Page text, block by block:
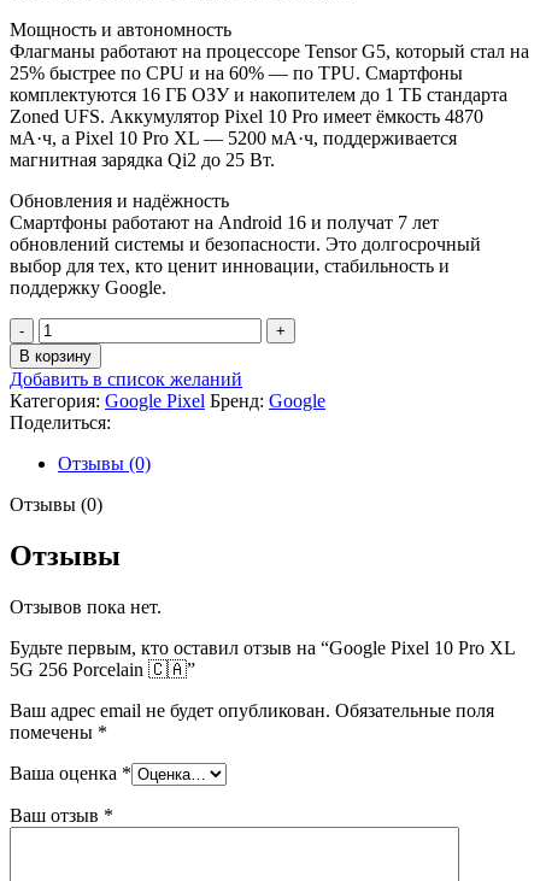
Мощность и автономность
Флагманы работают на процессоре Tensor G5, который стал на
25% быстрее по CPU и на 60% — по TPU. Смартфоны
комплектуются 16 ГБ ОЗУ и накопителем до 1 ТБ стандарта
Zoned UFS. Аккумулятор Pixel 10 Pro имеет ёмкость 4870
мА·ч, а Pixel 10 Pro XL — 5200 мА·ч, поддерживается
магнитная зарядка Qi2 до 25 Вт.
Обновления и надёжность
Смартфоны работают на Android 16 и получат 7 лет
обновлений системы и безопасности. Это долгосрочный
выбор для тех, кто ценит инновации, стабильность и
поддержку Google.
В корзину
Добавить в список желаний
Категория: Google Pixel Бренд: Google
Поделиться:
Отзывы (0)
Отзывы (0)
Отзывы
Отзывов пока нет.
Будьте первым, кто оставил отзыв на “Google Pixel 10 Pro XL
5G 256 Porcelain 🇨🇦”
Ваш адрес email не будет опубликован. Обязательные поля
помечены *
Ваша оценка *
Ваш отзыв *